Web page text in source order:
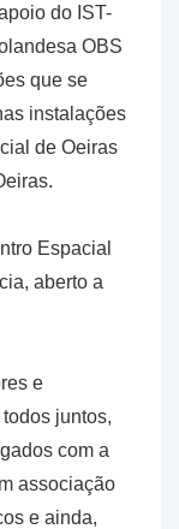
do IST-
OBS
que se
instalações
de Oeiras
Espacial
aberto a
e
juntos,
com a
associação
e ainda,